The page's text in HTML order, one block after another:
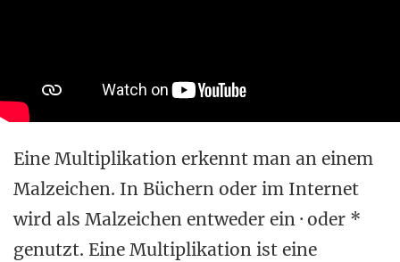
Eine Multiplikation erkennt man an einem
Malzeichen. In Büchern oder im Internet
wird als Malzeichen entweder ein · oder *
genutzt. Eine Multiplikation ist eine